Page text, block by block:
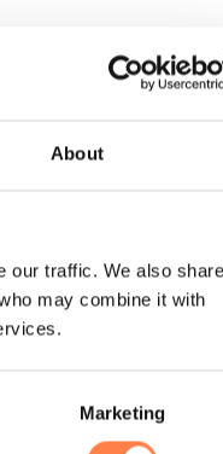
About
our traffic. We also share
may combine it with
Marketing
Pilates. Deze
aan en vormen zich
comfort.
het gebruik van niet-
oefeningen waarbij